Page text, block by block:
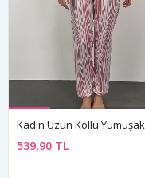
539,90 TL